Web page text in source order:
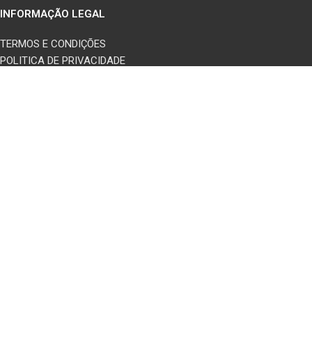
INFORMAÇÃO LEGAL
TERMOS E CONDIÇÕES
POLITICA DE PRIVACIDADE